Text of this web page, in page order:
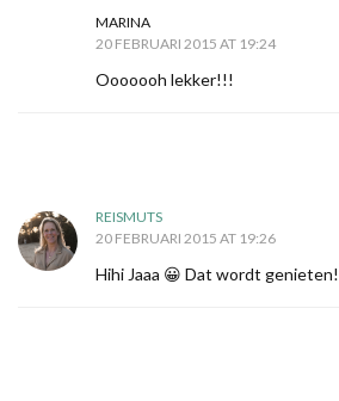
MARINA
20 FEBRUARI 2015 AT 19:24
Ooooooh lekker!!!
REISMUTS
20 FEBRUARI 2015 AT 19:26
Hihi Jaaa 😀 Dat wordt genieten!